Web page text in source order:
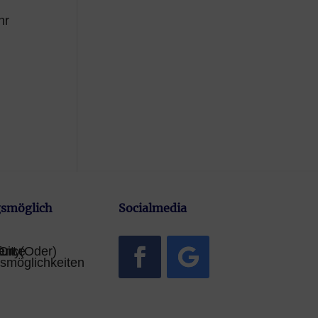
Socialmedia